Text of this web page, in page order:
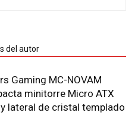
del autor
Gaming MC-NOVAM
minitorre Micro ATX
lateral de cristal templado